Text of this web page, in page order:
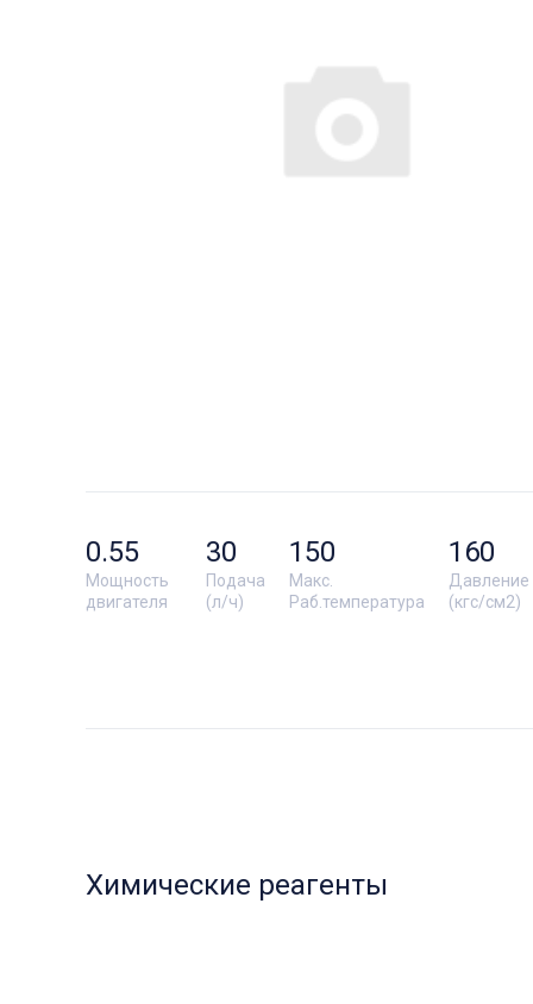
Мощность
двигателя
0.55
Подача
(л/ч)
30
Макс.
Раб.температура
150
Давление
(кгс/см2)
160
Химические реагенты